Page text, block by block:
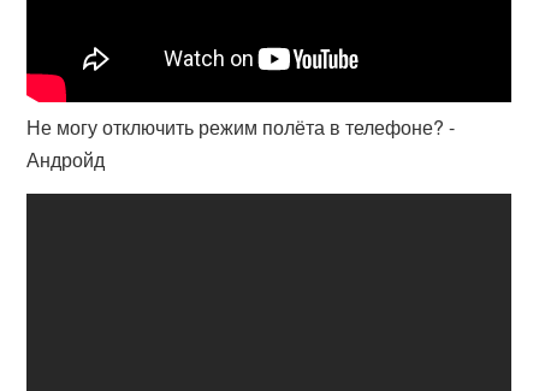
Не могу отключить режим полёта в телефоне? -
Андройд